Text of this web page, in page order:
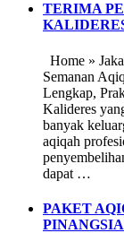
TERIMA
Home »
Semanan
Lengkap,
Kalideres
banyak
aqiqah
dapat …
PAKET